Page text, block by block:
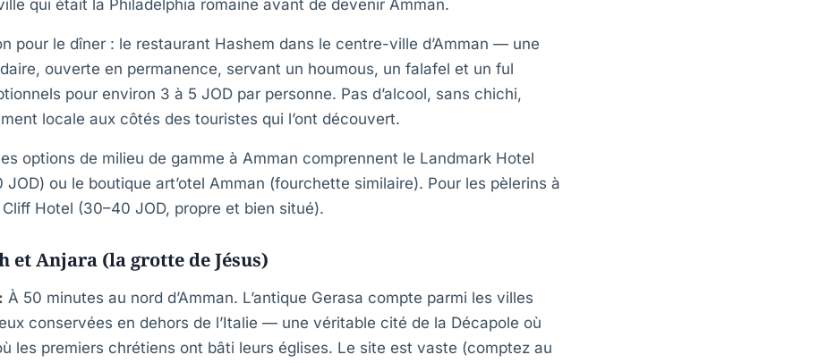
qui était la Philadelphia romaine avant de devenir Amman.
pour le dîner : le restaurant Hashem dans le centre-ville d’Amman — une
ouverte en permanence, servant un houmous, un falafel et un ful
pour environ 3 à 5 JOD par personne. Pas d’alcool, sans chichi,
locale aux côtés des touristes qui l’ont découvert.
options de milieu de gamme à Amman comprennent le Landmark Hotel
JOD) ou le boutique art’otel Amman (fourchette similaire). Pour les pèlerins à
Hotel (30–40 JOD, propre et bien situé).
et Anjara (la grotte de Jésus)
À 50 minutes au nord d’Amman. L’antique Gerasa compte parmi les villes
conservées en dehors de l’Italie — une véritable cité de la Décapole où
les premiers chrétiens ont bâti leurs églises. Le site est vaste (comptez au